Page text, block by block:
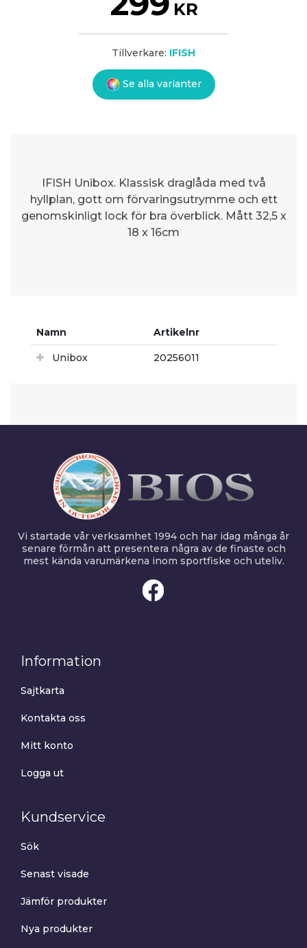
KR
Tillverkare: IFISH
Se alla varianter
IFISH Unibox. Klassisk draglåda med två
hyllplan, gott om förvaringsutrymme och ett
genomskinligt lock för bra överblick. Mått 32,5 x
18 x 16cm
Namn Artikelnr
Unibox 20256011
Vi startade vår verksamhet 1994 och har idag många år
senare förmån att presentera några av de finaste och
mest kända varumärkena inom sportfiske och uteliv.
Information
Sajtkarta
Kontakta oss
Mitt konto
Logga ut
Kundservice
Sök
Senast visade
Jämför produkter
Nya produkter